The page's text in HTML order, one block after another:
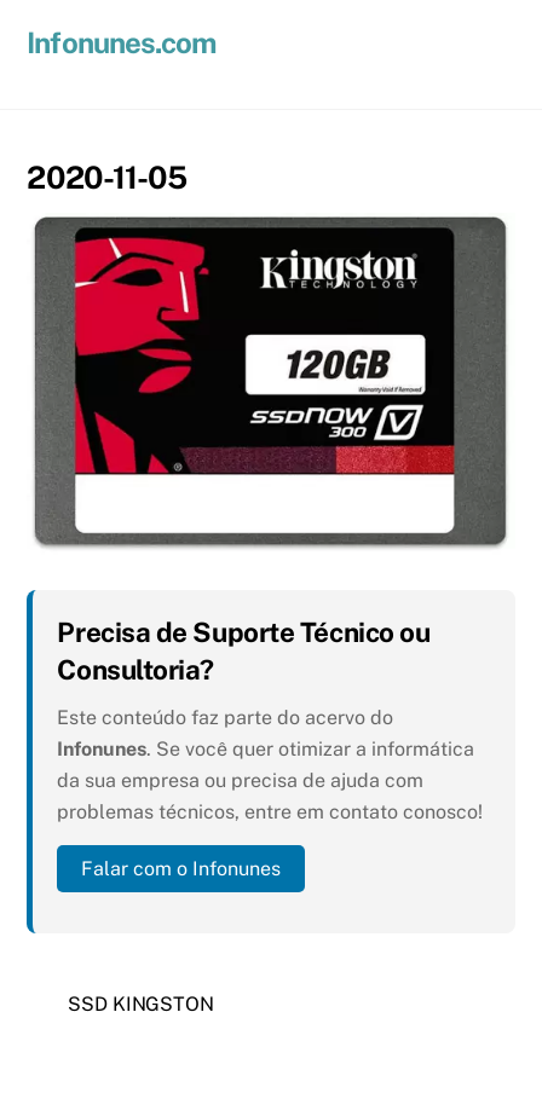
Infonunes.com
2020-11-05
Precisa de Suporte Técnico ou
Consultoria?
Este conteúdo faz parte do acervo do
Infonunes. Se você quer otimizar a informática
da sua empresa ou precisa de ajuda com
problemas técnicos, entre em contato conosco!
Falar com o Infonunes
SSD KINGSTON